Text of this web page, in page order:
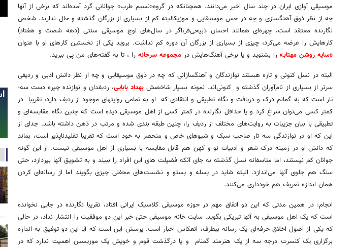
موسیقی آوازی ایران در چند سال اخیر می‌­دانند. همچنانکه در گروه«نسیم طرب» جوانانی گرد آمده­‌اند که برخی از آنها
چه از نظر ذوق آهنگسازی و چه در حس موسیقایی و موزیکالیته کم از بسیاری از بزرگان گذشته و حال ندارند. شخص
نگارنده معتقد است، چهره­‌ای همانند احسان ذبیحی­‌فر،اگر در سال­‌های اوج موسیقی سنتی (دهه شصت و هفتاد)
کارهایش را عرضه می­‌کرد، چیزی از بسیاری از بزرگان آن دوره کم نداشت. بروید یکی از نخستین کارهای او با عنوان
«سایه روشن مهتابـ» را بشنوید و یا برخی آهنگ‌هایش در مجموعه سرخانه را ، تا به گفته­‌های من پی ببرید.
البته در نسل کنونی و تازه هستند نوازندگان و آهنگسازانی که چه در ذوق موسیقایی و چه از نظر دانش ادبی و ردیفی
سرتر از بسیاری از نام­‌آوران گذشته و کنونی­‌اند. نمونه بسیار شاخصش بهداد بابایی، ردیف­دان و نوازنده چیره دست سه‌­
تار است که به گمانم درک و دریافت و نگاه تطبیقی و انتقادی که او به تمامی روایت­های موجود از ردیف دارد، تقریبا در
کمتر کسی می‌­توان سراغ کرد و یا حداقل نگارنده در کمتر کسی از اهل موسیقی دیده است که چنین نگاه مقایسه‌­ای و
تطبیقی با بیان جزییات به روایت‌های مختلف از ردیف را، چنین طبقه­ بندی شده و مرتب در ذهن داشته باشد. جدای از
این که او در نوازندگی سه­ تار صاحب سبک و شیوه­ای خاص و منحصر به خود است که تقریبا تقلید­ناپذیر است، بماند
که دانش او در زمینه درک شعر و ادبیات نو و کهن هم قابل مقایسه با بسیاری از اهل موسیقی نیست. از این گونه
جوانان کم نیستند، اما متاسفانه نسل گذشته به جای آنکه فضیلت­ های این افراد را ببیند و به تشویق آنها بپردازد، حتی
سنگ هم جلوی آنها می‌­اندازد. البته شاید در پسله و پستو و نشست­‌های محفلی چیزی بگویند اما از رسانه­‌ای کردن
همان اندازه تعریف هم خودداری می­‌کنند.
انجام: در همین مدتی که این دو اتقاق مهم در حوزه موسیقی کلاسیک ایرانی افتاد، تقریبا نگارنده در جایی نخوانده
است که یک اهل موسیقی به آنها تبریکی بگوید. سایت خانه موسیقی حتی خبر این دو موفقیت را انتشار نداد، در حالی
که یکی از اصول اخلاق حرفه‌­ای یک رسانه بی­طرف، انعکاس اخبار است. پرسش این است که آیا این دو توفیق به اندازه
برگزاری یک کنسرت درجه سه از یک هنرمند گمنام و یا درگذشت قوم و خویش یک موزیسین اهمیت ندارد که در